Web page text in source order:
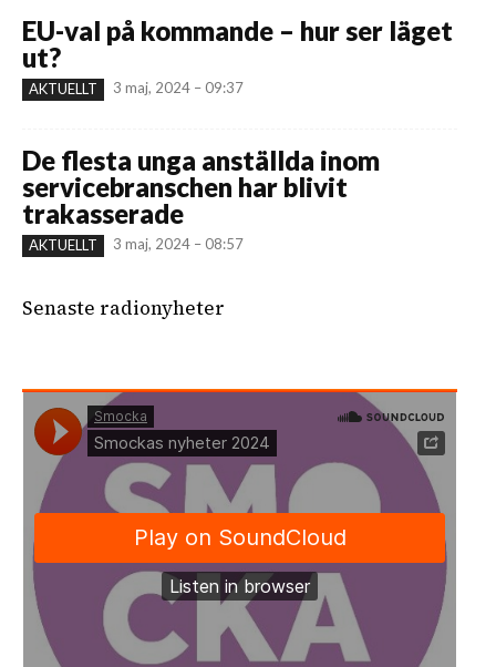
EU-val på kommande – hur ser läget
ut?
AKTUELLT 3 maj, 2024 – 09:37
De flesta unga anställda inom
servicebranschen har blivit
trakasserade
AKTUELLT 3 maj, 2024 – 08:57
Senaste radionyheter